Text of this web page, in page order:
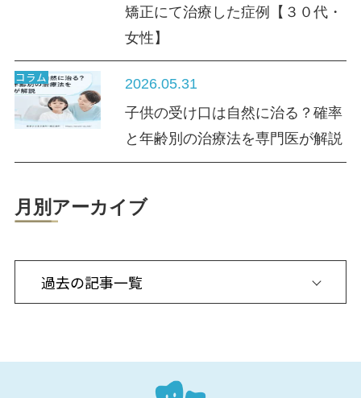
矯正にて治療した症例【３０代・
女性】
コラム
2026.05.31
子供の受け口は自然に治る？確率
と年齢別の治療法を専門医が解説
月別アーカイブ